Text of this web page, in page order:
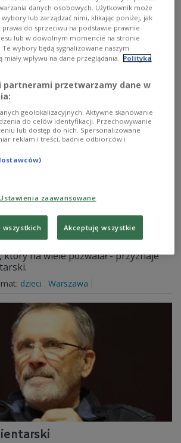
laty początkujący kierowcy
do przyklejania takich naklejek
był dumny.
autostrady samochody samochód
mojej żony popełniłem
ojcem, właściwie zawsze byłem
na wiele pozwalał - przyznaje
dzieci Warszawa
danych osobowych. Użytkownik może
lub zarządzać nimi, klikając poniżej, jak
prawa do sprzeciwu na podstawie prawnie
lub w dowolnym momencie na stronie
wybory będą sygnalizowane naszym
wpływu na dane przeglądania. Polityka
partnerami przetwarzamy dane w
geolokalizacyjnych. Aktywne skanowanie
do celów identyfikacji. Przechowywanie
lub dostęp do nich. Spersonalizowane
reklam i treści, badnie odbiorców i
zaawansowane
wszystkich Akceptuję wszystkie